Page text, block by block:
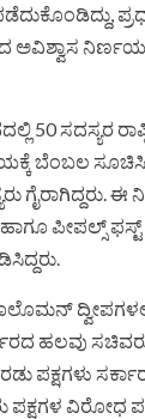
ಅವಿಶ್ವಾಸ ನಿರ್ಣಯ
50 ಸದಸ್ಯರ
ಬೆಂಬಲ
ಗೈರಾಗಿದ್ದರು.
ಹಾಗೂ ಪೀಪಲ್ಸ್
ಹಲವು
ಪಕ್ಷಗಳು
ವಿರೋಧ